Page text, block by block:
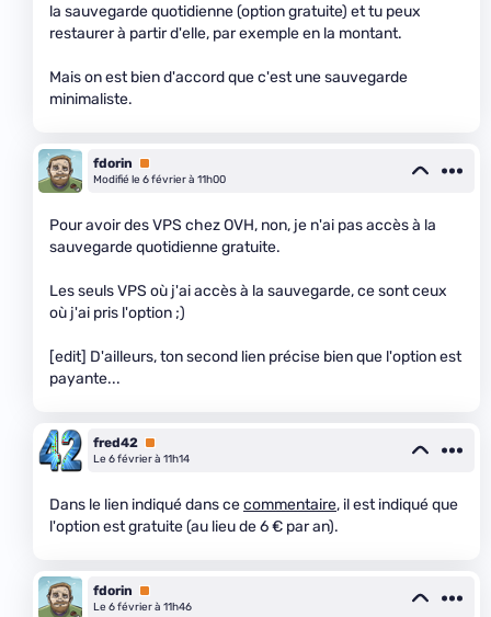
la sauvegarde quotidienne (option gratuite) et tu peux
restaurer à partir d'elle, par exemple en la montant.
Mais on est bien d'accord que c'est une sauvegarde
minimaliste.
fdorin
Premium
Modifié le 6 février à 11h00
Pour avoir des VPS chez OVH, non, je n'ai pas accès à la
sauvegarde quotidienne gratuite.
Les seuls VPS où j'ai accès à la sauvegarde, ce sont ceux
où j'ai pris l'option ;)
[edit] D'ailleurs, ton second lien précise bien que l'option est
payante...
fred42 Premium
Le 6 février à 11h14
Dans le lien indiqué dans cecommentaire, il est indiqué que
l'option est gratuite (au lieu de 6 € par an).
fdorin
Premium
Le 6 février à 11h46